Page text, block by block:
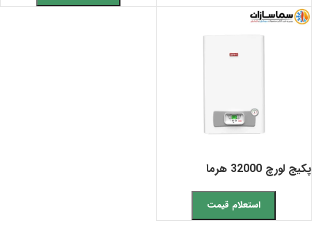
پکیج لورچ 32000 هرما
استعلام قیمت